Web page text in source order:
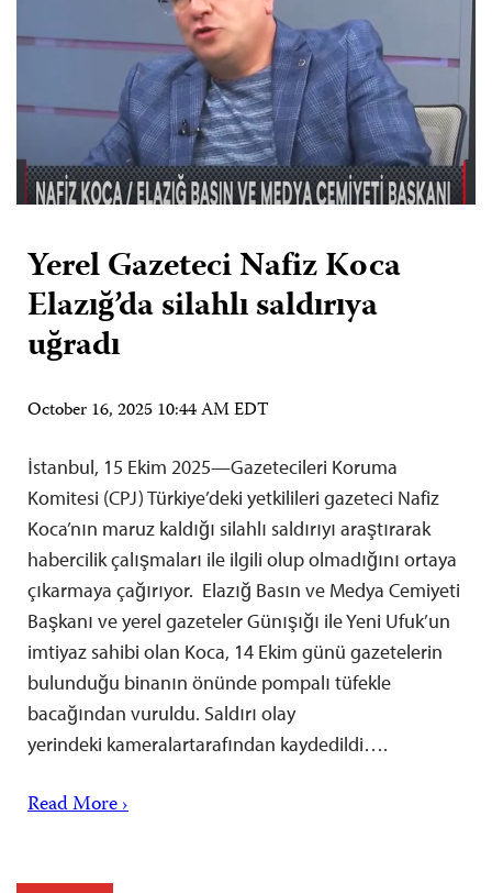
Yerel Gazeteci Nafiz Koca
Elazığ’da silahlı saldırıya
uğradı
October 16, 2025 10:44 AM EDT
İstanbul, 15 Ekim 2025—Gazetecileri Koruma
Komitesi (CPJ) Türkiye’deki yetkilileri gazeteci Nafiz
Koca’nın maruz kaldığı silahlı saldırıyı araştırarak
habercilik çalışmaları ile ilgili olup olmadığını ortaya
çıkarmaya çağırıyor. Elazığ Basın ve Medya Cemiyeti
Başkanı ve yerel gazeteler Günışığı ile Yeni Ufuk’un
imtiyaz sahibi olan Koca, 14 Ekim günü gazetelerin
bulunduğu binanın önünde pompalı tüfekle
bacağından vuruldu. Saldırı olay
yerindeki kameralartarafından kaydedildi….
Read More ›